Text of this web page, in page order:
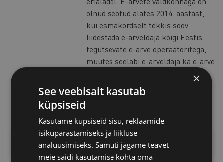
olnud seotud alates 2014. aastast,
kui esmakordselt tekkis soov
liidestada e-arveldaja kõigi Eestis
tegutsevate e-arve operaatoritega,
muutes seeläbi e-arveldaja ka e-arve
operaatoriks. Lisaks sellele on ta
vastuvõtjate registri.
HINNAKIRI
×
See veebisait kasutab
küpsiseid
Kasutame küpsiseid sisu, reklaamide
isikupärastamiseks ja liikluse
analüüsimiseks. Samuti jagame teavet
meie saidi kasutamise kohta oma